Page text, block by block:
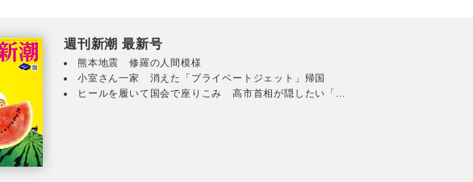
週刊新潮 最新号
熊本地震 修羅の人間模様
小室さん一家 消えた「プライベートジェット」帰国
ヒールを履いて国会で座りこみ 高市首相が隠したい「...